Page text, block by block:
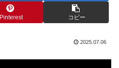
Pinterest コピー
2025.07.06